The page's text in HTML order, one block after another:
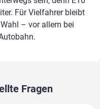
Für Vielfahrer bleibt
– vor allem bei
Fragen